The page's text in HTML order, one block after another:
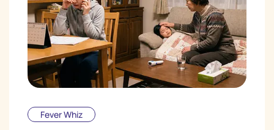
Fever Whiz